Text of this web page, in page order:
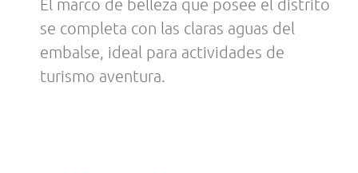
El marco de belleza que posee el distrito
se completa con las claras aguas del
embalse, ideal para actividades de
turismo aventura.